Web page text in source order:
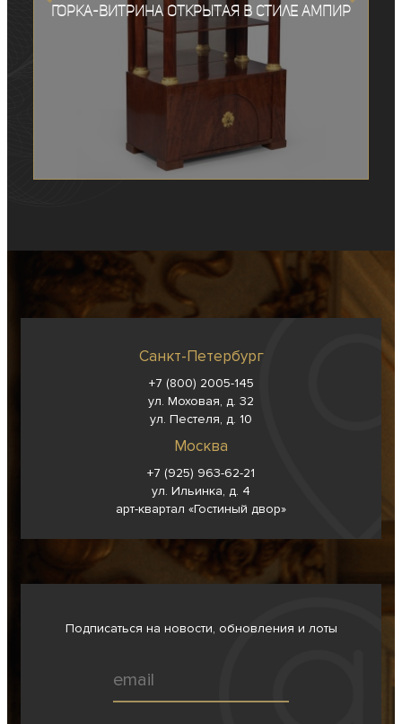
Горка-витрина открытая в стиле ампир
Санкт-Петербург
+7 (800) 2005-145
ул. Моховая, д. 32
ул. Пестеля, д. 10
Москва
+7 (925) 963-62-21
ул. Ильинка, д. 4
арт-квартал «Гостиный двор»
Подписаться на новости, обновления и лоты